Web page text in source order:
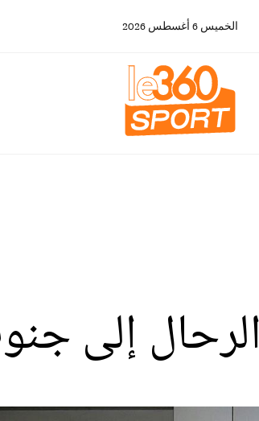
الخميس 6 أغسطس 2026
إلى